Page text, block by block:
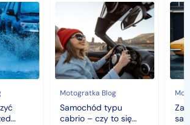
Samochód
cabrio
–
czy
to
się
opłaca
w
polskim
klimacie?
Motogratka Blog
Samochód typu
cabrio – czy to się
czyli